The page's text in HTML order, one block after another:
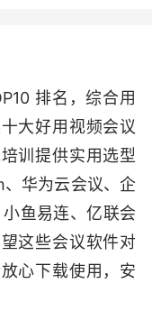
排名，综合用
大好用视频会议
训提供实用选型
华为云会议、企
鱼易连、亿联会
这些会议软件对
心下载使用，安